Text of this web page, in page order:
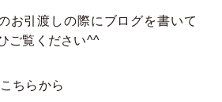
お引渡しの際にブログを書いて
ご覧ください^^
こちらから